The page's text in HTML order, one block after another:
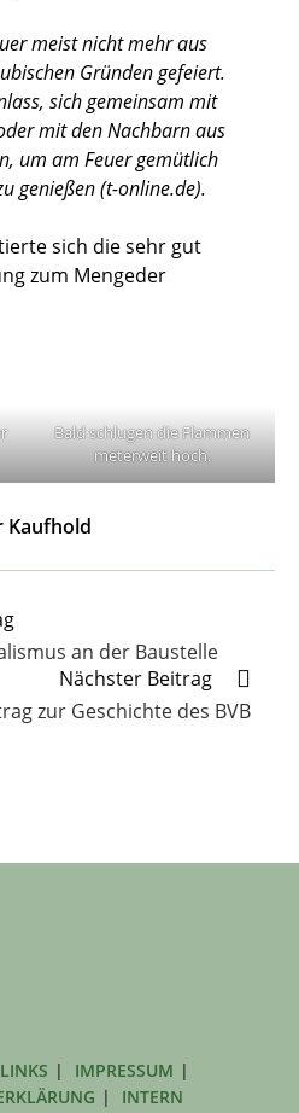
meist nicht mehr aus
Gründen gefeiert.
sich gemeinsam mit
mit den Nachbarn aus
um am Feuer gemütlich
genießen (t-online.de).
sich die sehr gut
zum Mengeder
Bald schlugen die Flammen
meterweit hoch.
Kaufhold
an der Baustelle
Nächster Beitrag
zur Geschichte des BVB
LINKS
IMPRESSUM
INTERN